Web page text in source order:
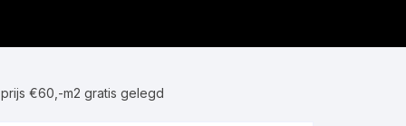
prijs €60,-m2 gratis gelegd